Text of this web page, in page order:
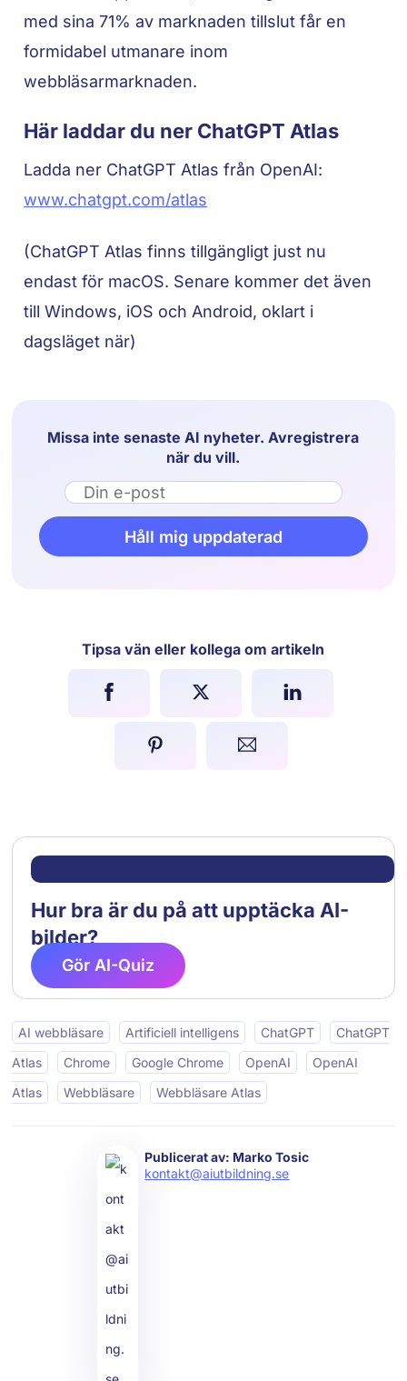
med sina 71% av marknaden tillslut får en
formidabel utmanare inom
webbläsarmarknaden.
Här laddar du ner ChatGPT Atlas
Ladda ner ChatGPT Atlas från OpenAI:
www.chatgpt.com/atlas
(ChatGPT Atlas finns tillgängligt just nu
endast för macOS. Senare kommer det även
till Windows, iOS och Android, oklart i
dagsläget när)
Missa inte senaste AI nyheter. Avregistrera
när du vill.
Email
Håll mig uppdaterad
Tipsa vän eller kollega om artikeln
Hur bra är du på att upptäcka AI-
bilder?
Gör AI-Quiz
AI webbläsare Artificiell intelligens ChatGPT
ChatGPT
Atlas
Chrome Google Chrome OpenAI
OpenAI
Atlas
Webbläsare Webbläsare Atlas
Publicerat av: Marko Tosic
kontakt@aiutbildning.se